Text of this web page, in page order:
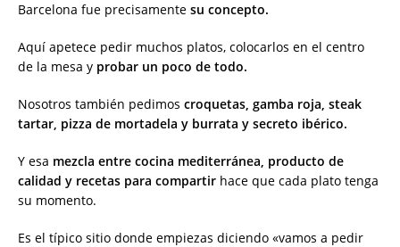
Barcelona fue precisamente su concepto.
Aquí apetece pedir muchos platos, colocarlos en el centro
de la mesa y probar un poco de todo.
Nosotros también pedimos croquetas, gamba roja, steak
tartar, pizza de mortadela y burrata y secreto ibérico.
Y esa mezcla entre cocina mediterránea, producto de
calidad y recetas para compartir hace que cada plato tenga
su momento.
Es el típico sitio donde empiezas diciendo «vamos a pedir